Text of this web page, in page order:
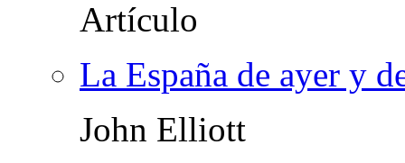
La España de ayer y
John Elliott